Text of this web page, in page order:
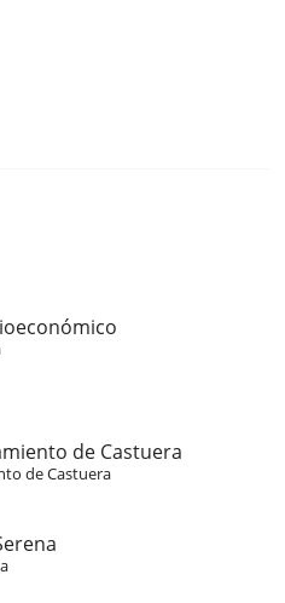
de Castuera
de Castuera